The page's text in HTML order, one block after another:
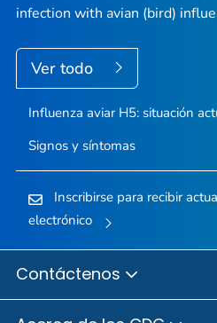
infection with avian (bird)
Ver todo
Influenza aviar H5: situación
Signos y síntomas
Inscribirse para recibir
electrónico
Contáctenos